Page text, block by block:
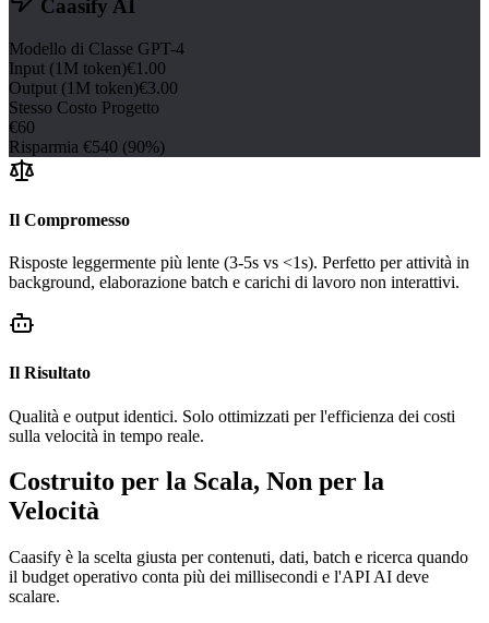
Caasify AI
Modello di Classe GPT-4
Input (1M token)€1.00
Output (1M token)€3.00
Stesso Costo Progetto
€60
Risparmia €540 (90%)
Il Compromesso
Risposte leggermente più lente (3-5s vs <1s). Perfetto per attività in
background, elaborazione batch e carichi di lavoro non interattivi.
Il Risultato
Qualità e output identici. Solo ottimizzati per l'efficienza dei costi
sulla velocità in tempo reale.
Costruito per la Scala, Non per la
Velocità
Caasify è la scelta giusta per contenuti, dati, batch e ricerca quando
il budget operativo conta più dei millisecondi e l'API AI deve
scalare.